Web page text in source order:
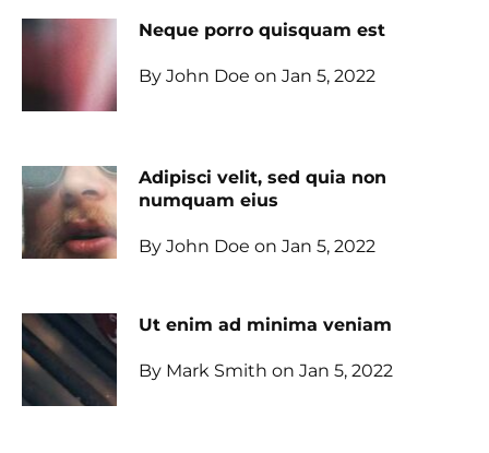
Neque porro quisquam est
By John Doe on Jan 5, 2022
Adipisci velit, sed quia non
numquam eius
By John Doe on Jan 5, 2022
Ut enim ad minima veniam
By Mark Smith on Jan 5, 2022